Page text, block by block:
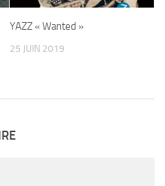
YAZZ « Wanted »
25 JUIN 2019